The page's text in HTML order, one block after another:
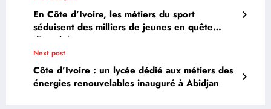
En Côte d’Ivoire, les métiers du sport
séduisent des milliers de jeunes en quête
d’emploi
Next post
Côte d’Ivoire : un lycée dédié aux métiers des
énergies renouvelables inauguré à Abidjan